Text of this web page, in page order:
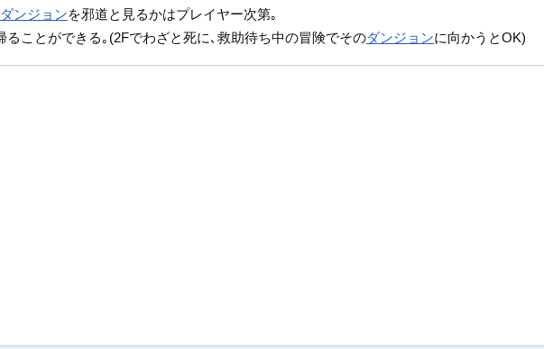
ダンジョンを邪道と見るかはプレイヤー次第｡
ことができる｡(2Fでわざと死に､救助待ち中の冒険でそのダンジョンに向かうとOK)